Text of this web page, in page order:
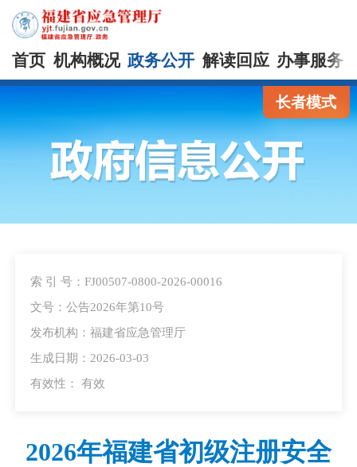
首页 机构概况 政务公开 解读回应 办事服务
长者模式
索 引 号：FJ00507-0800-2026-00016
文号：公告2026年第10号
发布机构：福建省应急管理厅
生成日期：2026-03-03
有效性： 有效
2026年福建省初级注册安全